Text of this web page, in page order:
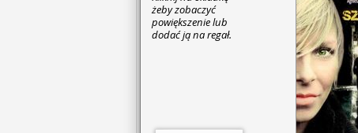
żeby zobaczyć
powiększenie lub
dodać ją na regał.